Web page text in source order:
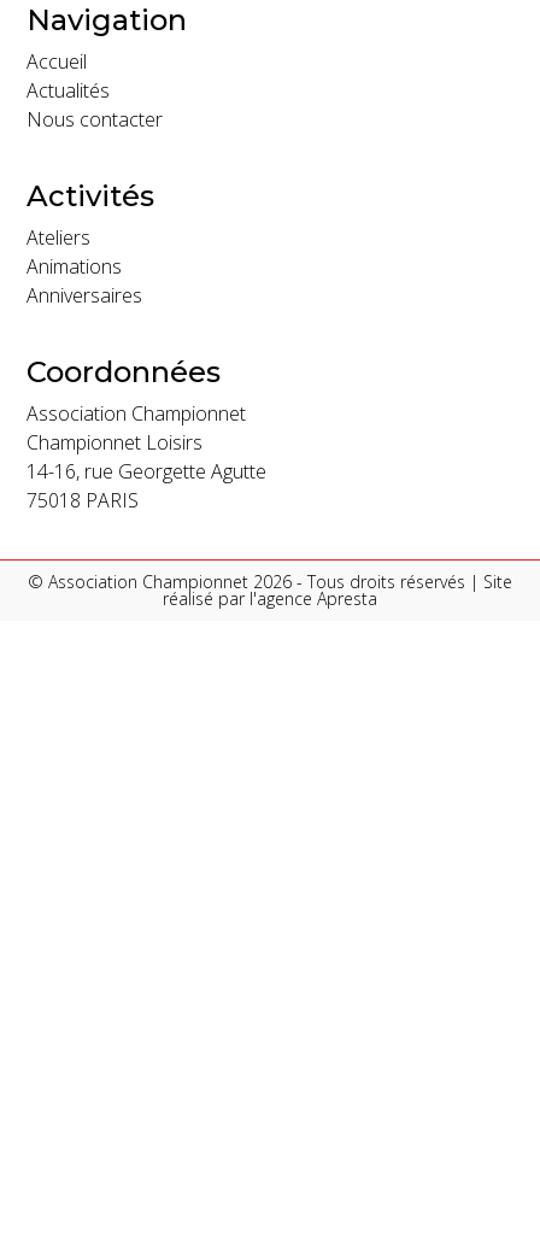
Navigation
Accueil
Actualités
Nous contacter
Activités
Ateliers
Animations
Anniversaires
Coordonnées
Association Championnet
Championnet Loisirs
14-16, rue Georgette Agutte
75018 PARIS
© Association Championnet 2026 - Tous droits réservés | Site
réalisé par l'agence Apresta